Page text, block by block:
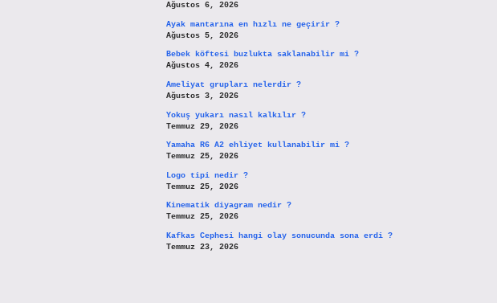
Ağustos 6, 2026
Ayak mantarına en hızlı ne geçirir ?
Ağustos 5, 2026
Bebek köftesi buzlukta saklanabilir mi ?
Ağustos 4, 2026
Ameliyat grupları nelerdir ?
Ağustos 3, 2026
Yokuş yukarı nasıl kalkılır ?
Temmuz 29, 2026
Yamaha R6 A2 ehliyet kullanabilir mi ?
Temmuz 25, 2026
Logo tipi nedir ?
Temmuz 25, 2026
Kinematik diyagram nedir ?
Temmuz 25, 2026
Kafkas Cephesi hangi olay sonucunda sona erdi ?
Temmuz 23, 2026